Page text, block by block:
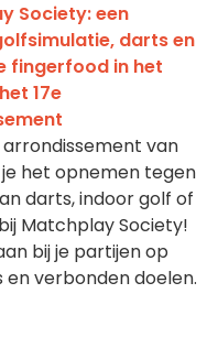
Society: een
darts en
fingerfood in het
17e
arrondissement van
je het opnemen tegen
darts, indoor golf of
Matchplay Society!
bij je partijen op
verbonden doelen.